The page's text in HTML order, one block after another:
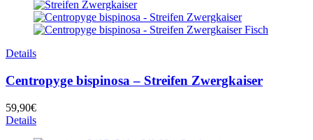
Details
Centropyge bispinosa – Streifen Zwergkaiser
59,90€
Details